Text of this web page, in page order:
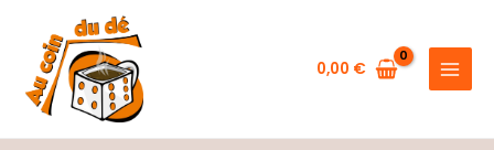
contenu
0,00 €